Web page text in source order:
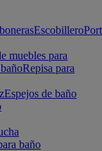
Escobillero
muebles para
Repisa para
Espejos de baño
baño